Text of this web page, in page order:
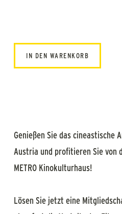
IN DEN WARENKORB
Genießen Sie das cineastische
Austria und profitieren Sie von
METRO Kinokulturhaus!
Lösen Sie jetzt eine